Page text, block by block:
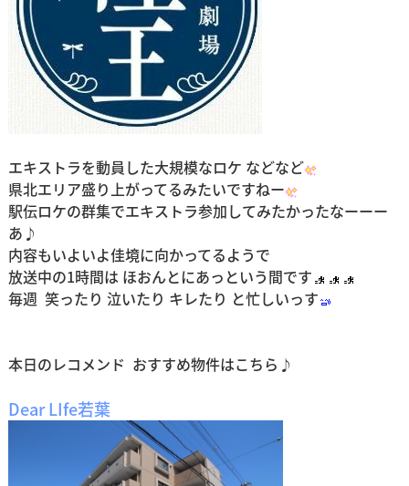
エキストラを動員した大規模なロケ などなど
県北エリア盛り上がってるみたいですねー
駅伝ロケの群集でエキストラ参加してみたかったなーーー
あ♪
内容もいよいよ佳境に向かってるようで
放送中の1時間は ほおんとにあっという間です
毎週 笑ったり 泣いたり キレたり と忙しいっす
本日のレコメンド おすすめ物件はこちら♪
Dear LIfe若葉